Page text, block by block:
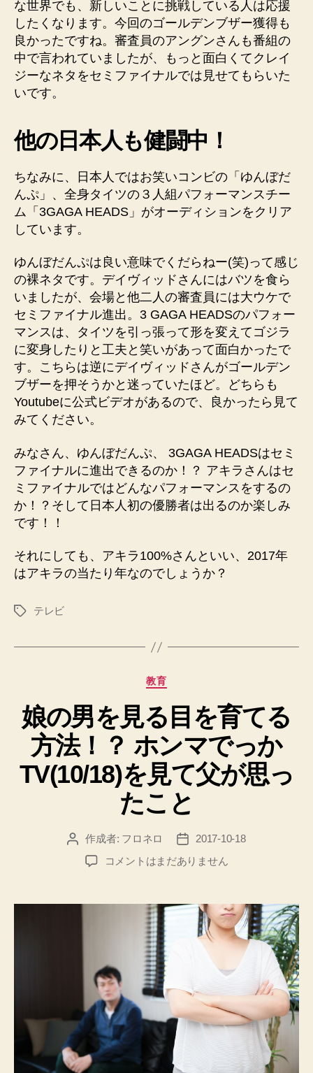
な世界でも、新しいことに挑戦している人は応援
したくなります。今回のゴールデンブザー獲得も
良かったですね。審査員のアングンさんも番組の
中で言われていましたが、もっと面白くてクレイ
ジーなネタをセミファイナルでは見せてもらいた
いです。
他の日本人も健闘中！
ちなみに、日本人ではお笑いコンビの「ゆんぼだ
んぷ」、全身タイツの３人組パフォーマンスチー
ム「3GAGA HEADS」がオーディションをクリア
しています。
ゆんぼだんぷは良い意味でくだらねー(笑)って感じ
の裸ネタです。デイヴィッドさんにはバツを食ら
いましたが、会場と他二人の審査員には大ウケで
セミファイナル進出。3 GAGA HEADSのパフォー
マンスは、タイツを引っ張って形を変えてゴジラ
に変身したりと工夫と笑いがあって面白かったで
す。こちらは逆にデイヴィッドさんがゴールデン
ブザーを押そうかと迷っていたほど。どちらも
Youtubeに公式ビデオがあるので、良かったら見て
みてください。
みなさん、ゆんぼだんぷ、 3GAGA HEADSはセミ
ファイナルに進出できるのか！？ アキラさんはセ
ミファイナルではどんなパフォーマンスをするの
か！？そして日本人初の優勝者は出るのか楽しみ
です！！
それにしても、アキラ100%さんといい、2017年
はアキラの当たり年なのでしょうか？
タ
テレビ
カ
ゴ
リ
ー
教育
娘の男を見る目を育てる
方法！？ ホンマでっか
TV(10/18)を見て父が思っ
たこと
投
作成者: フロネロ
投
稿
日
2017-10-18
娘
を
を
育
て
る
方
法！？
ホ
コメントはまだありません